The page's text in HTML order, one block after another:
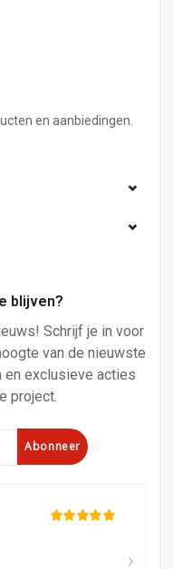
en aanbiedingen.
blijven?
Schrijf je in voor
van de nieuwste
en exclusieve acties
project.
Abonneer